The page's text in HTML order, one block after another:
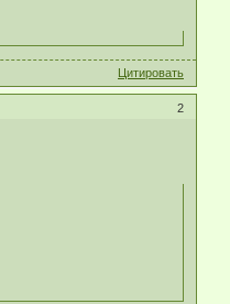
Цитировать
2